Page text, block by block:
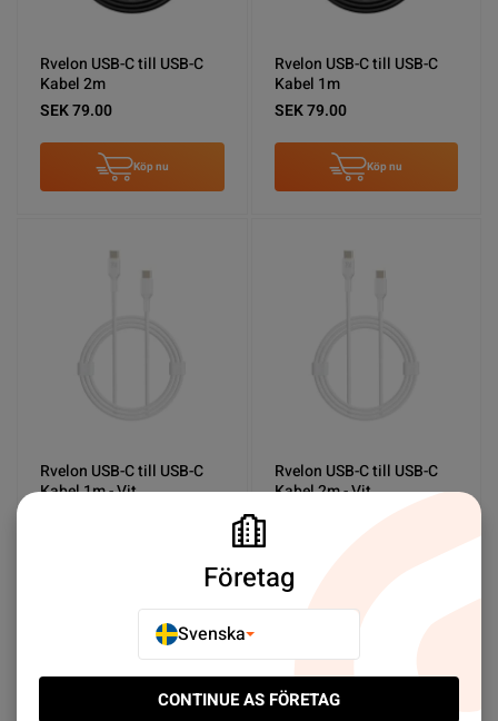
Rvelon USB-C till USB-C
Kabel 2m
SEK 79.00
Köp nu
Rvelon USB-C till USB-C
Kabel 1m
SEK 79.00
Köp nu
Rvelon USB-C till USB-C
Kabel 1m - Vit
Rvelon USB-C till USB-C
Kabel 2m - Vit
Företag
Svenska
CONTINUE AS FÖRETAG